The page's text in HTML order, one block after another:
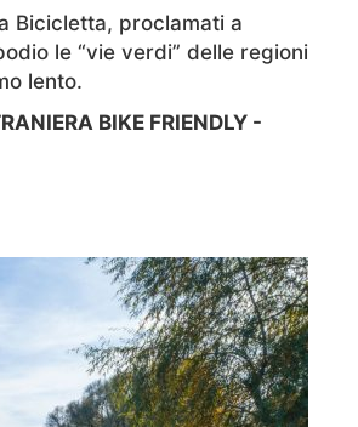
Bicicletta, proclamati a
le “vie verdi” delle regioni
lento.
BIKE FRIENDLY -